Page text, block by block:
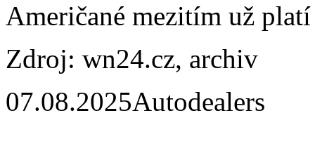
Američané mezitím už
Zdroj: wn24.cz, archiv
07.08.2025Autodealers